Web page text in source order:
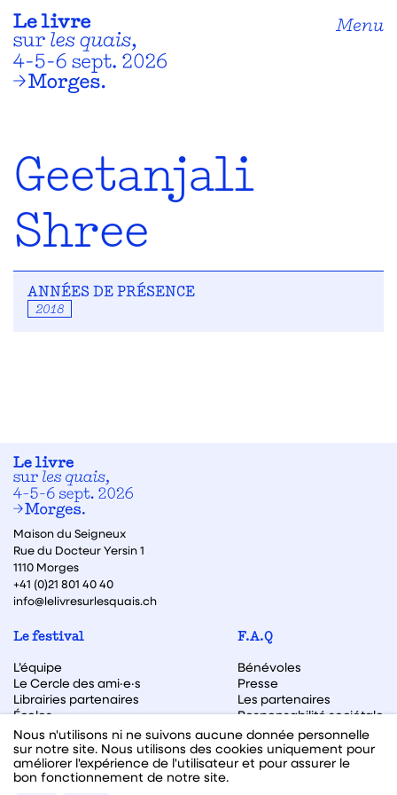
Menu
Geetanjali
Shree
ANNÉES DE PRÉSENCE
2018
Maison du Seigneux
Rue du Docteur Yersin 1
1110 Morges
+41 (0)21 801 40 40
info@lelivresurlesquais.ch
Le festival
L’équipe
Le Cercle des ami·e·s
Librairies partenaires
Écoles
F.A.Q
Bénévoles
Presse
Les partenaires
Responsabilité sociétale
Archive des éditions
Archive des autrices et auteurs
Nous n'utilisons ni ne suivons aucune donnée personnelle
sur notre site. Nous utilisons des cookies uniquement pour
améliorer l'expérience de l'utilisateur et pour assurer le
bon fonctionnement de notre site.